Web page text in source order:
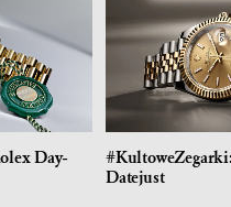
Day-
Datejust